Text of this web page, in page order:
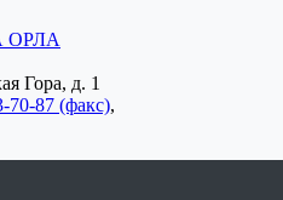
ОРЛА
Гора, д. 1
70-87 (факс),